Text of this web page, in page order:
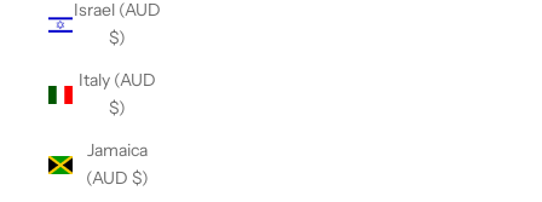
Israel (AUD
$)
Italy (AUD
$)
Jamaica
(AUD $)